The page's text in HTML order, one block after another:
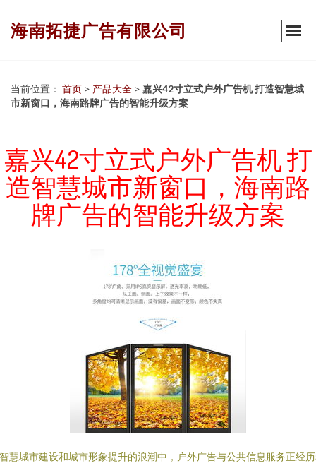
海南拓捷广告有限公司
当前位置： 首页 > 产品大全 > 嘉兴42寸立式户外广告机 打造智慧城
市新窗口，海南路牌广告的智能升级方案
嘉兴42寸立式户外广告机 打
造智慧城市新窗口，海南路
牌广告的智能升级方案
慧城市建设和城市形象提升的浪潮中，户外广告与公共信息服务正经